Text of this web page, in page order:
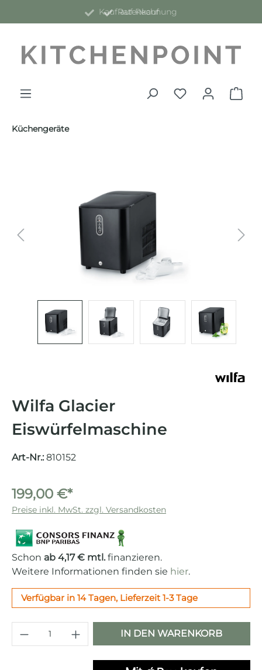
Ratenkauf
Kauf auf Rechnung
Küchengeräte
Wilfa Glacier
Eiswürfelmaschine
Art-Nr.: 810152
199,00 €*
Preise inkl. MwSt. zzgl. Versandkosten
Schon ab 4,17 € mtl. finanzieren.
Weitere Informationen finden sie hier.
Verfügbar in 14 Tagen, Lieferzeit 1-3 Tage
Produkt Anzahl: Gib den
IN DEN WARENKORB